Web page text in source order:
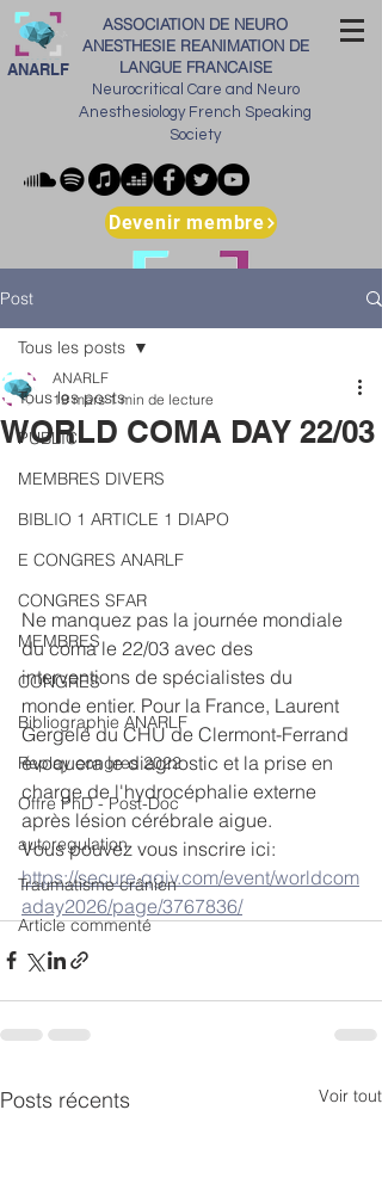
ASSOCIATION DE NEURO
ANESTHESIE REANIMATION DE
LANGUE FRANCAISE
Neurocritical Care and Neuro
Anesthesiology French Speaking
Society
ANARLF
Devenir membre
Post
Tous les posts
PUBLIC
MEMBRES DIVERS
BIBLIO 1 ARTICLE 1 DIAPO
E CONGRES ANARLF
CONGRES SFAR
MEMBRES
CONGRES
Bibliographie ANARLF
Replay congres 2022
Offre PhD - Post-Doc
autoregulation
Traumatisme crânien
Article commenté
Tous les posts
WORLD COMA DAY 22/03
ANARLF
19 mars 1 min de lecture
Ne manquez pas la journée mondiale
du coma le 22/03 avec des
interventions de spécialistes du
monde entier. Pour la France, Laurent
Gergelé du CHU de Clermont-Ferrand
évoquera le diagnostic et la prise en
charge de l'hydrocéphalie externe
après lésion cérébrale aigue.
Vous pouvez vous inscrire ici:
https://secure.qgiv.com/event/worldcom
aday2026/page/3767836/
Posts récents Voir tout